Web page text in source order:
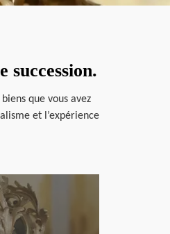
succession.
que vous avez
et l’expérience